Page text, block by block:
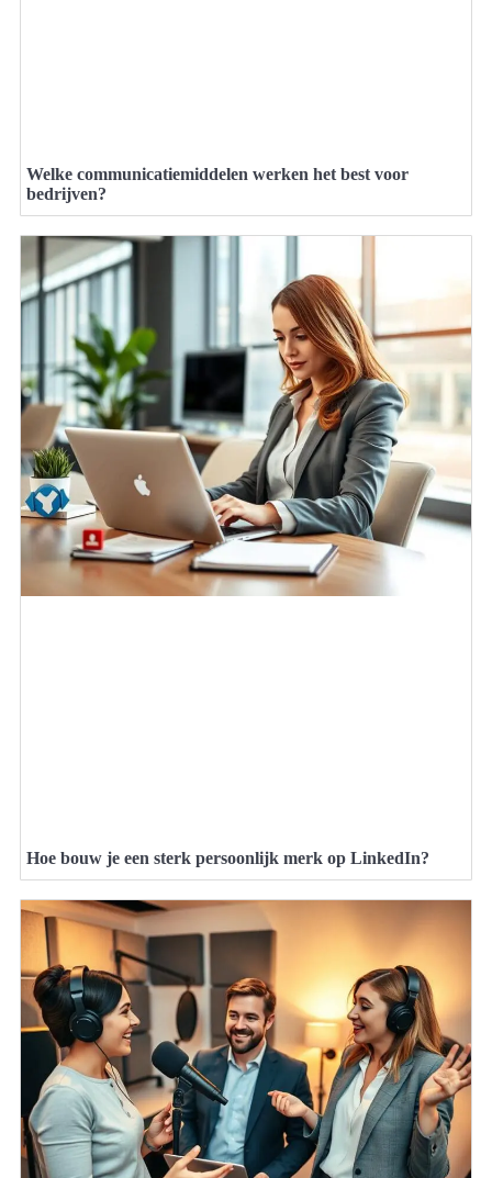
Welke communicatiemiddelen werken het best voor
bedrijven?
Hoe bouw je een sterk persoonlijk merk op LinkedIn?